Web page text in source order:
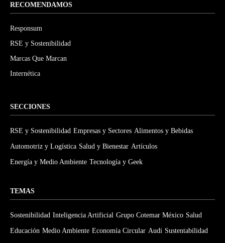
RECOMENDAMOS
Responsum
RSE y Sostenibilidad
Marcas Que Marcan
Internética
SECCIONES
RSE y Sostenibilidad Empresas y Sectores Alimentos y Bebidas
Automotriz y Logística Salud y Bienestar Artículos
Energía y Medio Ambiente Tecnología y Geek
TEMAS
Sostenibilidad Inteligencia Artificial Grupo Cotemar México Salud
Educación Medio Ambiente Economía Circular Audi Sustentabilidad